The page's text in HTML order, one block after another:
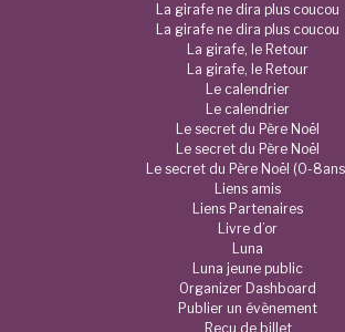
La girafe ne dira plus coucou
La girafe ne dira plus coucou
La girafe, le Retour
La girafe, le Retour
Le calendrier
Le calendrier
Le secret du Père Noël
Le secret du Père Noël
Le secret du Père Noël (0-
Liens amis
Liens Partenaires
Livre d’or
Luna
Luna jeune public
Organizer Dashboard
Publier un évènement
Reçu de billet